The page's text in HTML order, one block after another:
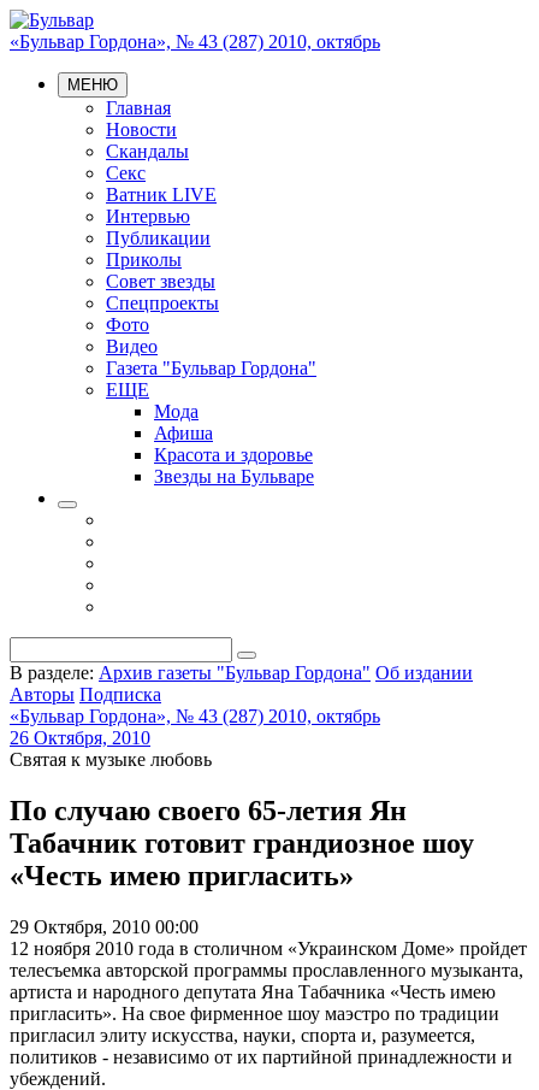
«Бульвар Гордона», № 43 (287) 2010, октябрь
МЕНЮ
Главная
Новости
Скандалы
Секс
Ватник LIVE
Интервью
Публикации
Приколы
Совет звезды
Спецпроекты
Фото
Видео
Газета "Бульвар Гордона"
ЕЩЕ
Мода
Афиша
Красота и здоровье
Звезды на Бульваре
В разделе: Архив газеты "Бульвар Гордона" Об издании
Авторы Подписка
«Бульвар Гордона», № 43 (287) 2010, октябрь
26 Октября, 2010
Святая к музыке любовь
По случаю своего 65-летия Ян
Табачник готовит грандиозное шоу
«Честь имею пригласить»
29 Октября, 2010 00:00
12 ноября 2010 года в столичном «Украинском Доме» пройдет
телесъемка авторской программы прославленного музыканта,
артиста и народного депутата Яна Табачника «Честь имею
пригласить». На свое фирменное шоу маэстро по традиции
пригласил элиту искусства, науки, спорта и, разумеется,
политиков - независимо от их партийной принадлежности и
убеждений.